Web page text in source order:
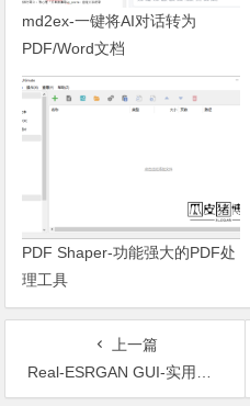
md2ex-一键将AI对话转为
PDF/Word文档
PDF Shaper-功能强大的PDF处
理工具
上一篇
Real-ESRGAN GUI-实用、美观的AI图片放大工具